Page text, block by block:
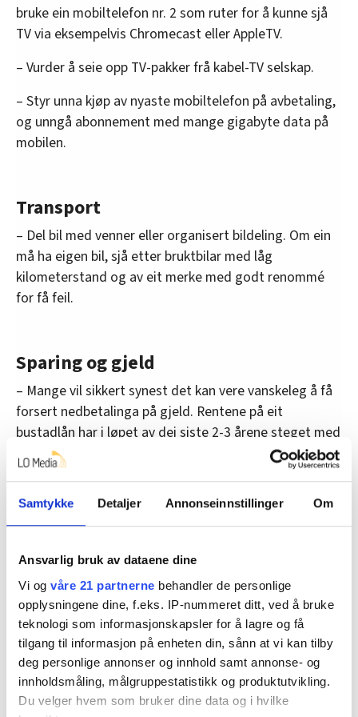
Samtykke Detaljer Annonseinnstillinger Om
Ansvarlig bruk av dataene dine
Vi og våre 21 partnerne behandler de personlige
opplysningene dine, f.eks. IP-nummeret ditt, ved å bruke
teknologi som informasjonskapsler for å lagre og få
tilgang til informasjon på enheten din, sånn at vi kan tilby
deg personlige annonser og innhold samt annonse- og
innholdsmåling, målgruppestatistikk og produktutvikling.
Du velger hvem som bruker dine data og i hvilke
bruke ein mobiltelefon nr. 2 som ruter for å kunne sjå
TV via eksempelvis Chromecast eller AppleTV.
– Vurder å seie opp TV-pakker frå kabel-TV selskap.
– Styr unna kjøp av nyaste mobiltelefon på avbetaling,
og unngå abonnement med mange gigabyte data på
mobilen.
Transport
– Del bil med venner eller organisert bildeling. Om ein
må ha eigen bil, sjå etter bruktbilar med låg
kilometerstand og av eit merke med godt renommé
for få feil.
Sparing og gjeld
– Mange vil sikkert synest det kan vere vanskeleg å få
forsert nedbetalinga på gjeld. Rentene på eit
bustadlån har i løpet av dei siste 2-3 årene steget med
mellom 3,5-4 gonger frå lågaste nivå. Men, forsøk å
halde fast ved sparemål eller mål som er sett for
nedbetaling av gjeld. Det kan vere til ekstra
nedbetaling av dyr gjeld, eller så kan det vere
forbruket ein set under lupa. Har du eit for stramt og
kanskje urealistisk budsjett, då får du heller oppjustere
det.
– I den grad ein ønsker å prioritere gjeldsreduksjon, så
må det vere den med høgast rente. Om nødvendig kan
ein be banken om avdragsfritak på bustadlån og
betalingsutsettelse på studielån i Lånekassen.